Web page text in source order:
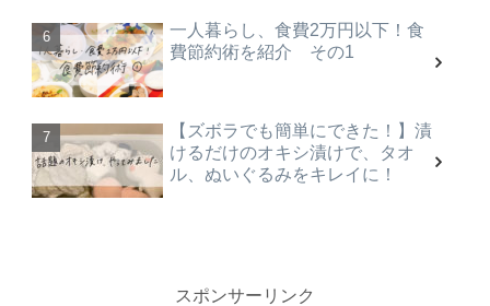
一人暮らし、食費2万円以下！食
費節約術を紹介 その1
【ズボラでも簡単にできた！】漬
けるだけのオキシ漬けで、タオ
ル、ぬいぐるみをキレイに！
スポンサーリンク